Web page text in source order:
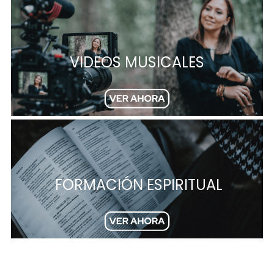
VIDEOS MUSICALES
FORMACIÓN ESPIRITUAL